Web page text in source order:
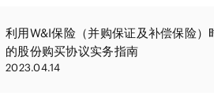
利用W&I保险（并购保证及补偿保险）
的股份购买协议实务指南
2023.04.14